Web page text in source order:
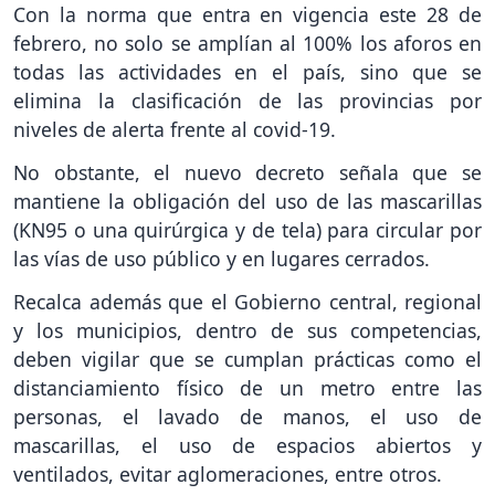
Con la norma que entra en vigencia este 28 de
febrero, no solo se amplían al 100% los aforos en
todas las actividades en el país, sino que se
elimina la clasificación de las provincias por
niveles de alerta frente al covid-19.
No obstante, el nuevo decreto señala que se
mantiene la obligación del uso de las mascarillas
(KN95 o una quirúrgica y de tela) para circular por
las vías de uso público y en lugares cerrados.
Recalca además que el Gobierno central, regional
y los municipios, dentro de sus competencias,
deben vigilar que se cumplan prácticas como el
distanciamiento físico de un metro entre las
personas, el lavado de manos, el uso de
mascarillas, el uso de espacios abiertos y
ventilados, evitar aglomeraciones, entre otros.